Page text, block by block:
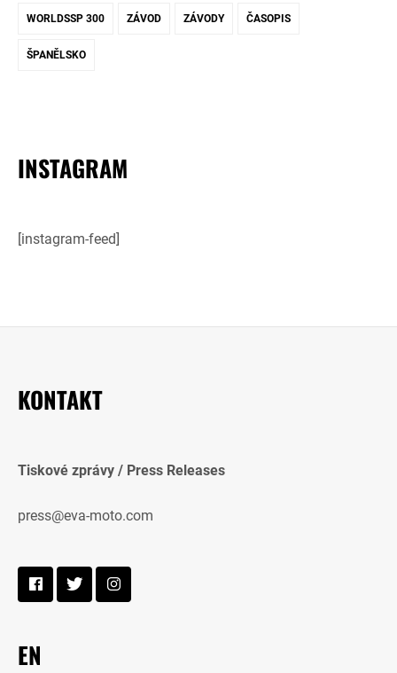
WORLDSSP 300 ZÁVOD ZÁVODY ČASOPIS
ŠPANĚLSKO
INSTAGRAM
[instagram-feed]
KONTAKT
Tiskové zprávy / Press Releases
press@eva-moto.com
EN